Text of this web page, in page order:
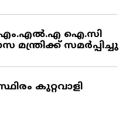
എം.എല്‍.എ ഐ.സി
സമര്‍പ്പിച്ചു
കുറ്റവാളി